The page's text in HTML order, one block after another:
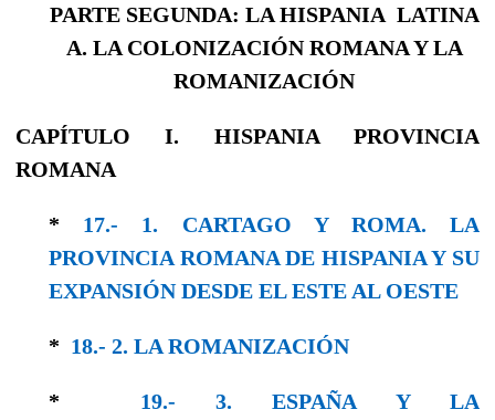
PARTE SEGUNDA: LA HISPANIA LATINA
A. LA COLONIZACIÓN ROMANA Y LA
ROMANIZACIÓN
CAPÍTULO I. HISPANIA PROVINCIA
ROMANA
* 17.- 1. CARTAGO Y ROMA. LA
PROVINCIA ROMANA DE HISPANIA Y SU
EXPANSIÓN DESDE EL ESTE AL OESTE
* 18.- 2. LA ROMANIZACIÓN
* 19.- 3. ESPAÑA Y LA